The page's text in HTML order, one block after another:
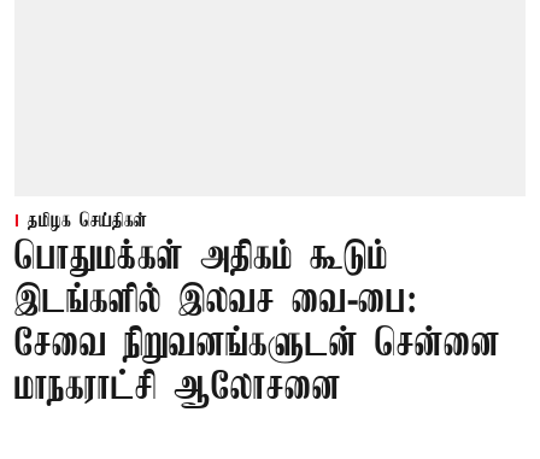
தமிழக செய்திகள்
பொதுமக்கள் அதிகம் கூடும்
இடங்களில் இலவச வை-பை:
சேவை நிறுவனங்களுடன் சென்னை
மாநகராட்சி ஆலோசனை